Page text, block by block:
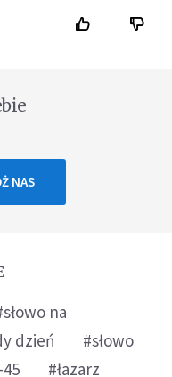
NAS
na
dzień
#słowo
#łazarz